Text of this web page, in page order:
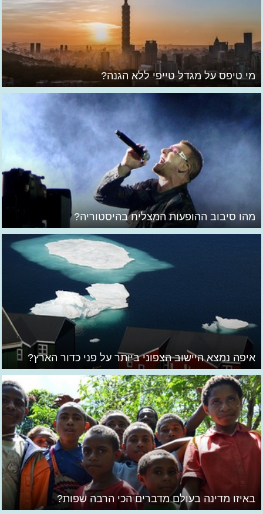
מי טיפס על מגדל טייפי ללא הגנה?
מהו סיבוב ההופעות המצליח בהיסטוריה?
איפה נמצא היישוב הצפוני ביותר על פני כדור הארץ?
באיזו מדינה בעולם מדברים הכי הרבה שפות?